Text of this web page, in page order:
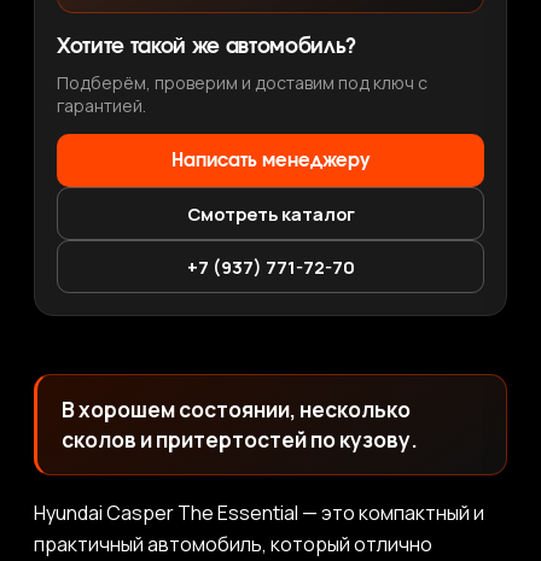
Хотите такой же автомобиль?
Подберём, проверим и доставим под ключ с
гарантией.
Написать менеджеру
Смотреть каталог
+7 (937) 771-72-70
В хорошем состоянии, несколько
сколов и притертостей по кузову.
Hyundai Casper The Essential — это компактный и
практичный автомобиль, который отлично